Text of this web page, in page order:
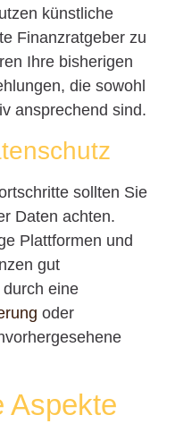
künstliche
Finanzratgeber zu
Ihre bisherigen
die sowohl
ansprechend sind.
sollten Sie
Daten achten.
Plattformen und
gut
eine
oder
Aspekte